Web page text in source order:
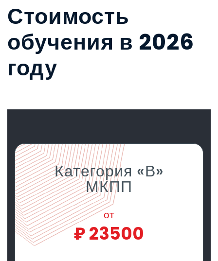
Стоимость
обучения в 2026
году
Категория «В»
МКПП
от
₽23500